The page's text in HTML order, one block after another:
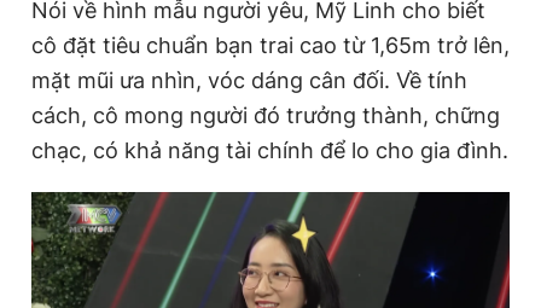
Nói về hình mẫu người yêu, Mỹ Linh cho biết
cô đặt tiêu chuẩn bạn trai cao từ 1,65m trở lên,
mặt mũi ưa nhìn, vóc dáng cân đối. Về tính
cách, cô mong người đó trưởng thành, chững
chạc, có khả năng tài chính để lo cho gia đình.